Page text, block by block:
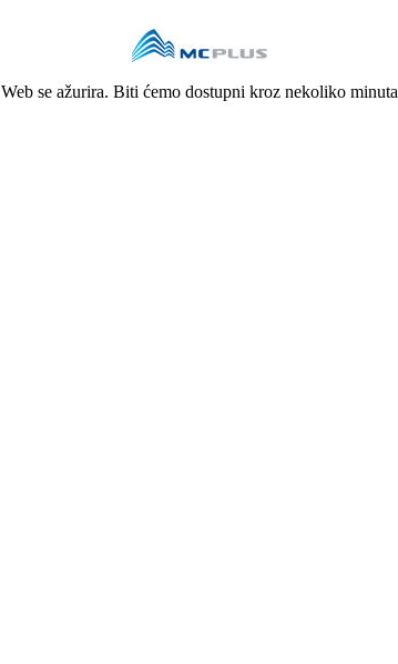
Web se ažurira. Biti ćemo dostupni kroz nekoliko minuta